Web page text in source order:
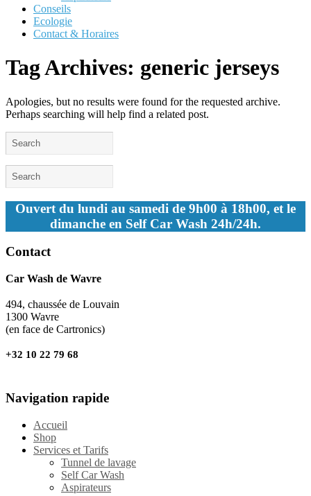
Conseils
Ecologie
Contact & Horaires
Tag Archives: generic jerseys
Apologies, but no results were found for the requested archive.
Perhaps searching will help find a related post.
Ouvert du lundi au samedi de 9h00 à 18h00, et le
dimanche en Self Car Wash 24h/24h.
Contact
Car Wash de Wavre
494, chaussée de Louvain
1300 Wavre
(en face de Cartronics)
+32 10 22 79 68
Navigation rapide
Accueil
Shop
Services et Tarifs
Tunnel de lavage
Self Car Wash
Aspirateurs